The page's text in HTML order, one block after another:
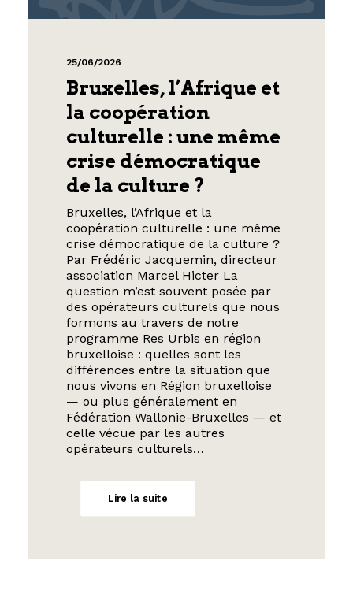
25/06/2026
Bruxelles, l’Afrique et
la coopération
culturelle : une même
crise démocratique
de la culture ?
Bruxelles, l’Afrique et la
coopération culturelle : une même
crise démocratique de la culture ?
Par Frédéric Jacquemin, directeur
association Marcel Hicter La
question m’est souvent posée par
des opérateurs culturels que nous
formons au travers de notre
programme Res Urbis en région
bruxelloise : quelles sont les
différences entre la situation que
nous vivons en Région bruxelloise
— ou plus généralement en
Fédération Wallonie-Bruxelles — et
celle vécue par les autres
opérateurs culturels…
Lire la suite